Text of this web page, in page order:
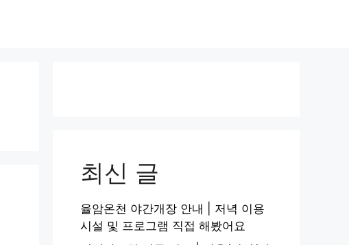
최신 글
율암온천 야간개장 안내 | 저녁 이용
시설 및 프로그램 직접 해봤어요